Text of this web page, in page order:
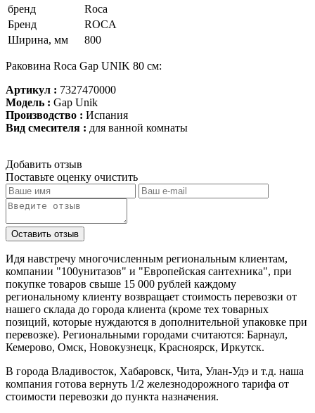
бренд
Roca
Бренд
ROCA
Ширина, мм
800
Раковина Roca Gap UNIK 80 см:
Артикул : 7327470000
Модель : Gap Unik
Производство : Испания
Вид смесителя : для ванной комнаты
Добавить отзыв
Поставьте оценку очистить
Идя навстречу многочисленным региональным клиентам,
компании "100унитазов" и "Европейская сантехника", при
покупке товаров свыше 15 000 рублей каждому
региональному клиенту возвращает стоимость перевозки от
нашего склада до города клиента (кроме тех товарных
позиций, которые нуждаются в дополнительной упаковке при
перевозке). Региональными городами считаются: Барнаул,
Кемерово, Омск, Новокузнецк, Красноярск, Иркутск.
В города Владивосток, Хабаровск, Чита, Улан-Удэ и т.д. наша
компания готова вернуть 1/2 железнодорожного тарифа от
стоимости перевозки до пункта назначения.